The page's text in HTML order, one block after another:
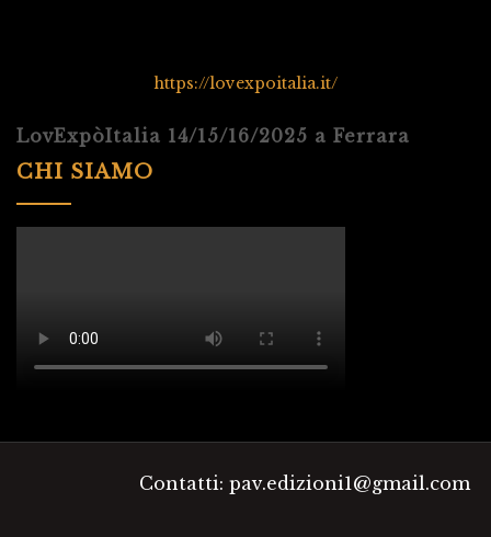
https://lovexpoitalia.it/
LovExpòItalia 14/15/16/2025 a Ferrara
CHI SIAMO
Contatti: pav.edizioni1@gmail.com